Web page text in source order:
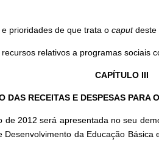
prioridades de que trata ocaputdeste
relativos a programas sociais
CAPÍTULO III
DAS RECEITAS E DESPESAS PARA
2012 será apresentada no seu
da Educação